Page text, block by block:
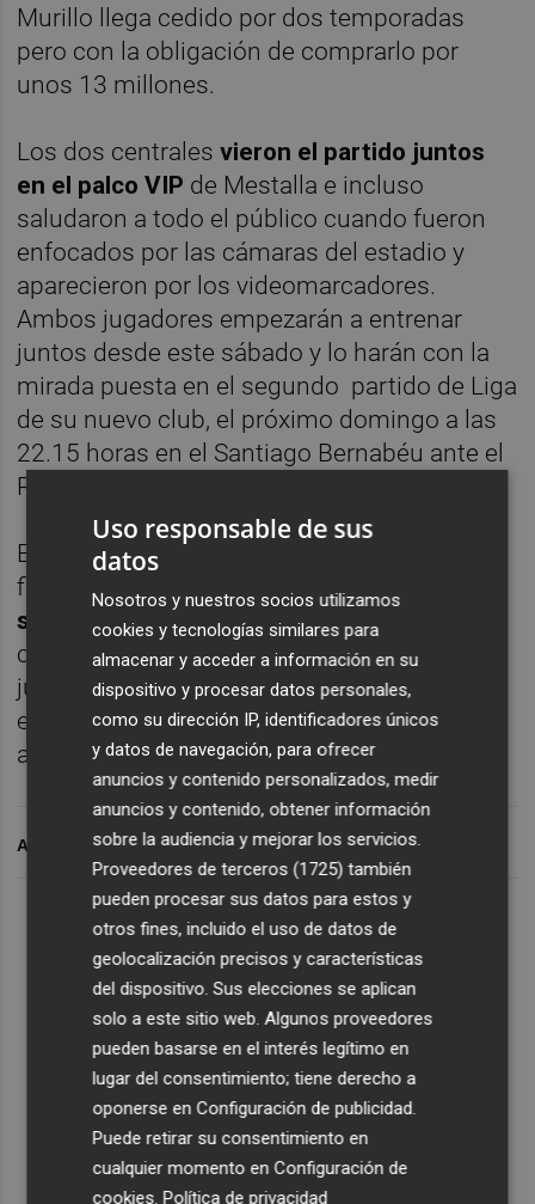
Murillo llega cedido por dos temporadas
pero con la obligación de comprarlo por
unos 13 millones.
Los dos centralesvieron el partido juntos
en el palco VIP de Mestalla e incluso
saludaron a todo el público cuando fueron
enfocados por las cámaras del estadio y
aparecieron por los videomarcadores.
Ambos jugadores empezarán a entrenar
juntos desde este sábado y lo harán con la
mirada puesta en el segundo partido de Liga
de su nuevo club, el próximo domingo a las
22.15 horas en el Santiago Bernabéu ante el
Real Madrid.
El técnico valencianista aseguro a la
finalización del partido, que
estaba muy
satisfecho por los dos fichajesy destacó
como algo muy importante que ambos
jugadores conozcan ya la Liga y hablen
español porque entiende que su
aclimatación será inmediata.
ARCHIVADO EN
Uso responsable de sus
datos
Nosotros y nuestros socios utilizamos
cookies y tecnologías similares para
almacenar y acceder a información en su
dispositivo y procesar datos personales,
como su dirección IP, identificadores únicos
y datos de navegación, para ofrecer
anuncios y contenido personalizados, medir
anuncios y contenido, obtener información
sobre la audiencia y mejorar los servicios.
Proveedores de terceros (1725) también
pueden procesar sus datos para estos y
otros fines, incluido el uso de datos de
geolocalización precisos y características
del dispositivo. Sus elecciones se aplican
solo a este sitio web. Algunos proveedores
pueden basarse en el interés legítimo en
lugar del consentimiento; tiene derecho a
oponerse enConfiguración de publicidad
Puede retirar su consentimiento en
cualquier momento enConfiguración de
cookies .Política de privacidad